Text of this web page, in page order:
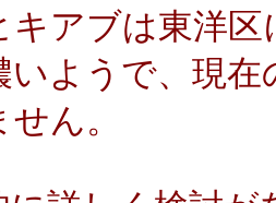
キアブは東洋
いようで、現
ん。